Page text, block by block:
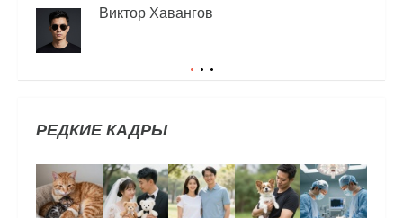
Виктор Хавангов
РЕДКИЕ КАДРЫ